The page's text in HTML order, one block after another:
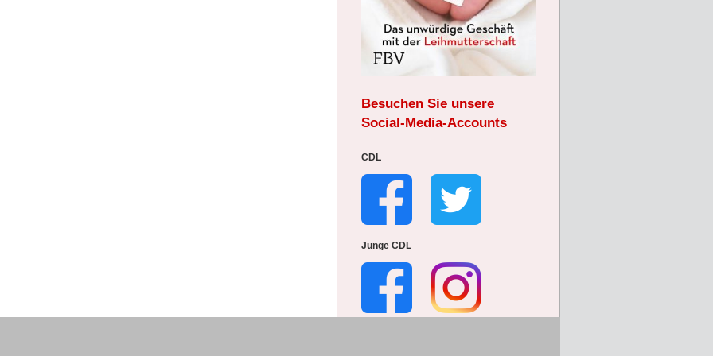
Besuchen Sie unsere
Social-Media-Accounts
CDL
Junge CDL